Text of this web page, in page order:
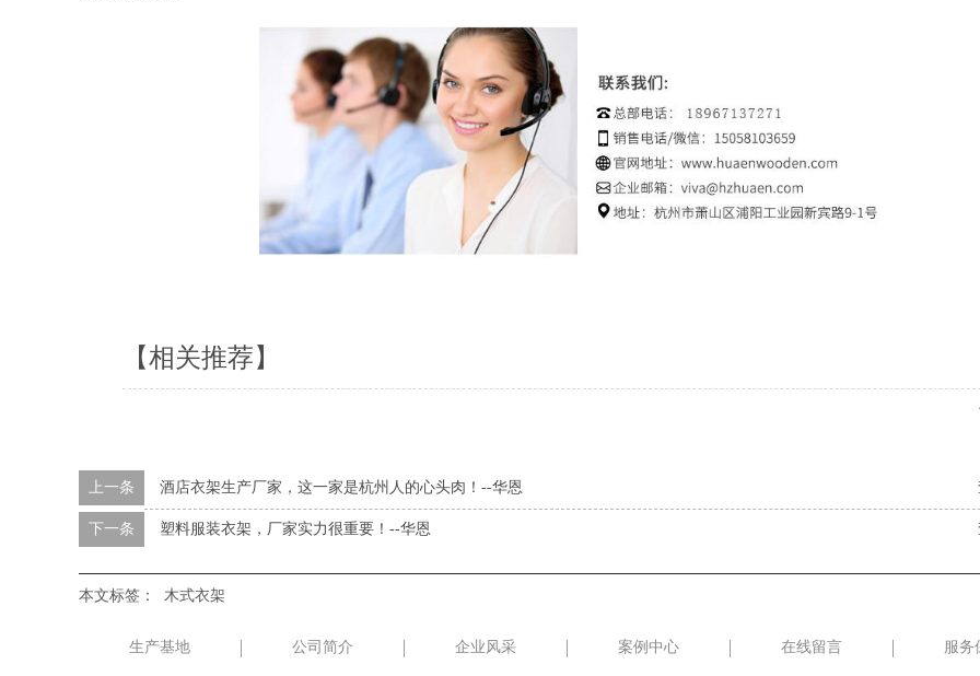
【相关推荐】
上一条 酒店衣架生产厂家，这一家是杭州人的心头肉！--华恩
下一条 塑料服装衣架，厂家实力很重要！--华恩
本文标签： 木式衣架
生产基地 公司简介 企业风采 案例中心 在线留言 服务